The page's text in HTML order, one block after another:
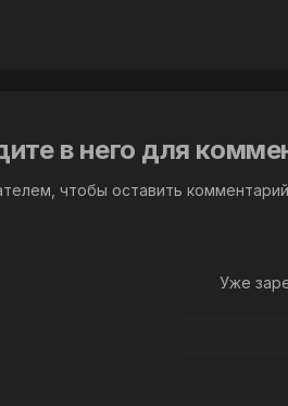
в него для
чтобы оставить комментарий
Уже